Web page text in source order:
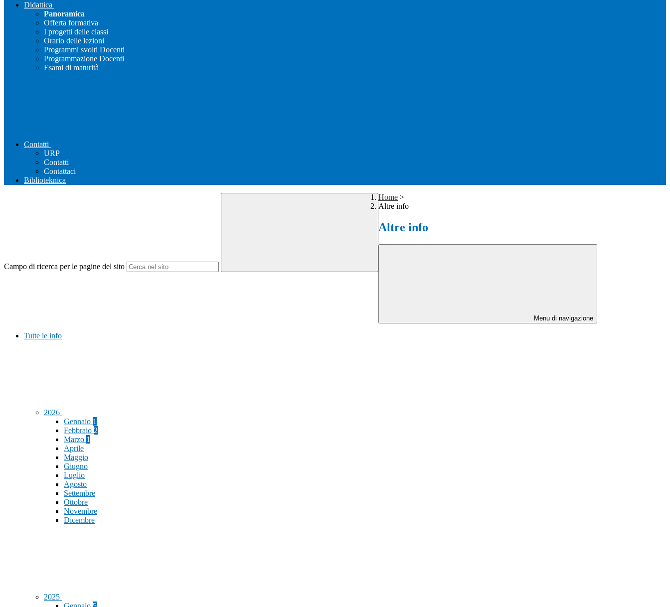
Didattica
Panoramica
Offerta formativa
I progetti delle classi
Orario delle lezioni
Programmi svolti Docenti
Programmazione Docenti
Esami di maturità
Contatti
URP
Contatti
Contattaci
Biblioteknica
Campo di ricerca per le pagine del sito
Home >
Altre info
Altre info
Menu di navigazione
Tutte le info
2026
Gennaio 1
Febbraio 2
Marzo 1
Aprile
Maggio
Giugno
Luglio
Agosto
Settembre
Ottobre
Novembre
Dicembre
2025